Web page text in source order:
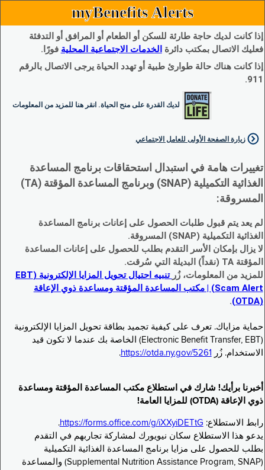
myBenefits Alerts
إذا كانت لديك حاجة طارئة للسكن أو الطعام أو المرافق أو التدفئة
فعليك الاتصال بمكتب دائرة الخدمات الاجتماعية المحلية فورًا.
إذا كانت هناك حالة طوارئ طبية أو تهدد الحياة يرجى الاتصال بالرقم
911.
لديك القدرة على منح الحياة. انقر هنا للمزيد من المعلومات
زيارة الصفحة الأولى للعامل الاجتماعي
تغييرات هامة في استبدال استحقاقات برنامج المساعدة
الغذائية التكميلية (SNAP) وبرنامج المساعدة المؤقتة (TA)
المسروقة:
لم يعد يتم قبول طلبات الحصول على إعانات برنامج المساعدة
الغذائية التكميلية (SNAP) المسروقة.
لا يزال بإمكان الأسر التقدم بطلب للحصول على إعانات المساعدة
المؤقتة TA (نقداً) البديلة التي سُرقت.
للمزيد من المعلومات، زُر
تنبيه احتيال تحويل المزايا الإلكترونية (EBT
Scam Alert) | مكتب المساعدة المؤقتة ومساعدة ذوي الإعاقة
(OTDA)
.
حماية مزاياك. تعرف على كيفية تجميد بطاقة تحويل المزايا الإلكترونية
(Electronic Benefit Transfer, EBT) الخاصة بك عندما لا تكون قيد
الاستخدام. زُر
https://otda.ny.gov/5261
.
أخبرنا برأيك! شارك في استطلاع مكتب المساعدة المؤقتة ومساعدة
ذوي الإعاقة (OTDA) للمزايا العامة!
رابط الاستطلاع: https://forms.office.com/g/iXXyiDETtG
.
يدعو هذا الاستطلاع سكان نيويورك لمشاركة تجاربهم في التقدم
بطلب للحصول على مزايا برنامج المساعدة الغذائية التكميلية
(Supplemental Nutrition Assistance Program, SNAP) والمساعدة